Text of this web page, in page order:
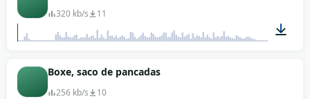
320 kb/s 11
Boxe, saco de pancadas
256 kb/s 10